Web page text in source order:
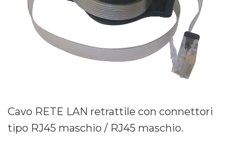
Cavo RETE LAN retrattile con connettori
tipo RJ45 maschio / RJ45 maschio.